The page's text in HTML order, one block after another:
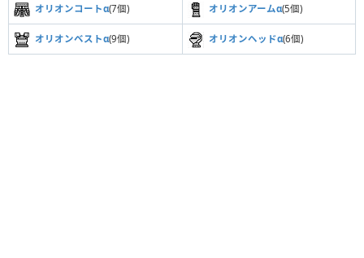
オリオンコートα(7個) オリオンアームα(5個)
オリオンベストα(9個) オリオンヘッドα(6個)